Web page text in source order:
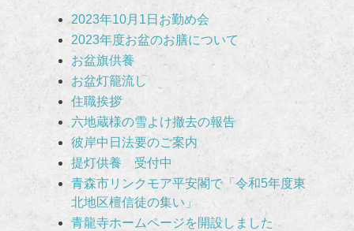
2023年10月1日お勤め会
2023年度お盆のお膳について
お盆旗供養
お盆灯籠流し
住職挨拶
六地蔵様の雪よけ撤去の報告
彼岸中日法要のご案内
提灯供養 受付中
青森市リンクモア平安閣で「令和5年度東
北地区檀信徒の集い」
青龍寺ホームページを開設しました